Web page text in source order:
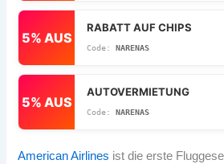
5% AUS
RABATT AUF CHIPS
NARENAS
5% AUS
AUTOVERMIETUNG
NARENAS
American Airlines ist die erste